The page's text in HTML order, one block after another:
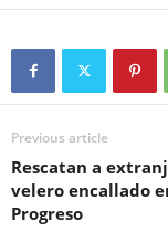
Previous article
Rescatan a
velero encallado
Progreso